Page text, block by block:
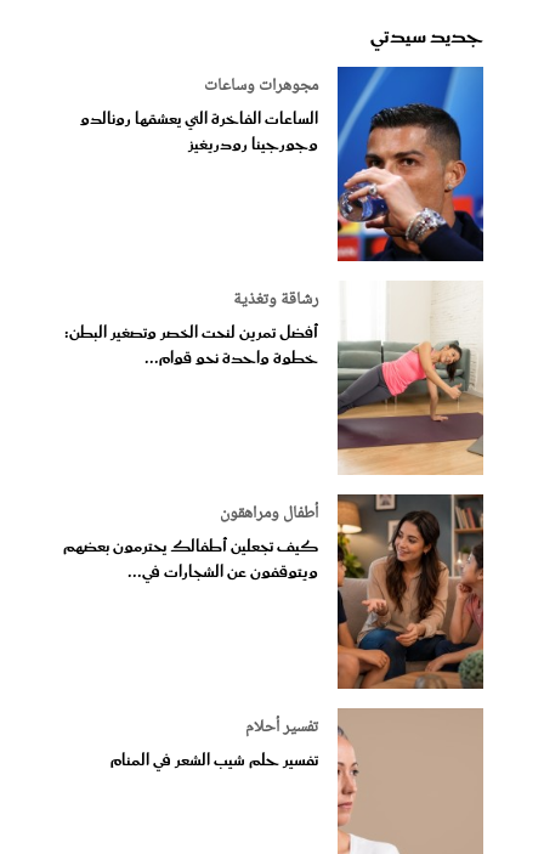
جديد سيدتي
مجوهرات وساعات
الساعات الفاخرة التي يعشقها رونالدو
وجورجينا رودريغيز
رشاقة وتغذية
أفضل تمرين لنحت الخصر وتصغير البطن:
خطوة واحدة نحو قوام...
أطفال ومراهقون
كيف تجعلين أطفالك يحترمون بعضهم
ويتوقفون عن الشجارات في...
تفسير أحلام
تفسير حلم شيب الشعر في المنام